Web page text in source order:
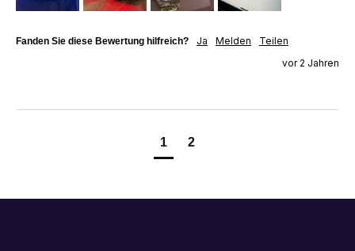
Fanden Sie diese Bewertung hilfreich? Ja Melden
Teilen
vor 2 Jahren
1 2